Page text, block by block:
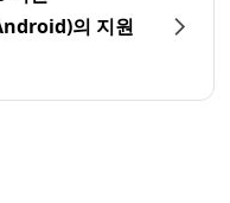
의 지원